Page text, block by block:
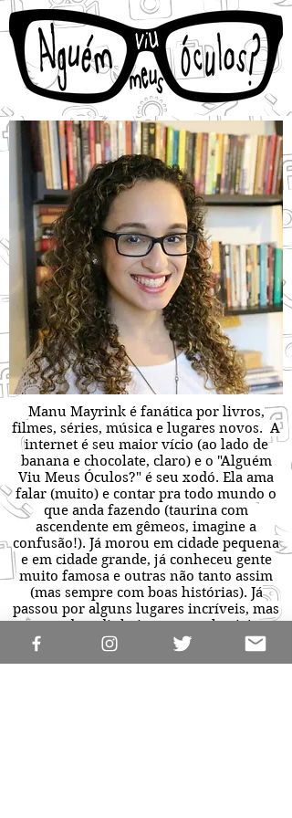
Manu Mayrink é fanática por livros,
filmes, séries, música e lugares novos. A
internet é seu maior vício (ao lado de
banana e chocolate, claro) e o "Alguém
Viu Meus Óculos?" é seu xodó. Ela ama
falar (muito) e contar pra todo mundo o
que anda fazendo (taurina com
ascendente em gêmeos, imagine a
confusão!). Já morou em cidade pequena
e em cidade grande, já conheceu gente
muito famosa e outras não tanto assim
(mas sempre com boas histórias). Já
passou por alguns lugares incríveis, mas
quando o dinheiro aperta ela viaja
mesmo é na própria cabeça. Às vezes